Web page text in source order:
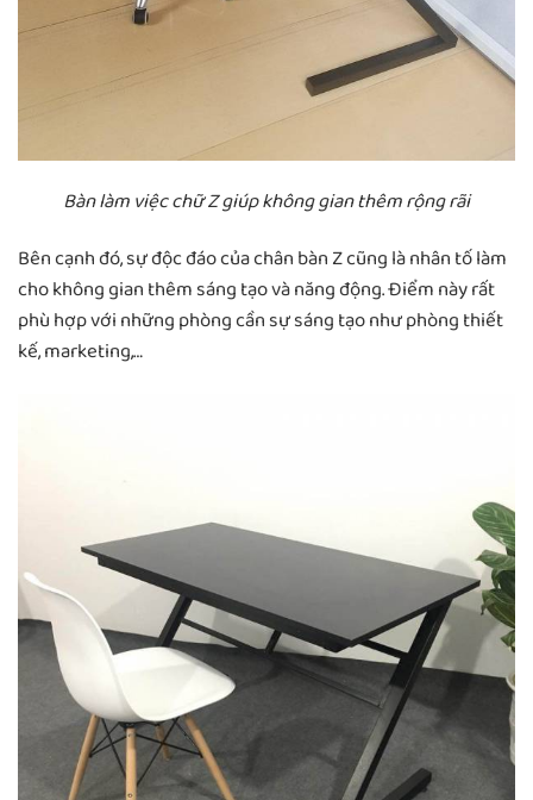
Bàn làm việc chữ Z giúp không gian thêm rộng rãi
Bên cạnh đó, sự độc đáo của chân bàn Z cũng là nhân tố làm
cho không gian thêm sáng tạo và năng động. Điểm này rất
phù hợp với những phòng cần sự sáng tạo như phòng thiết
kế, marketing,…